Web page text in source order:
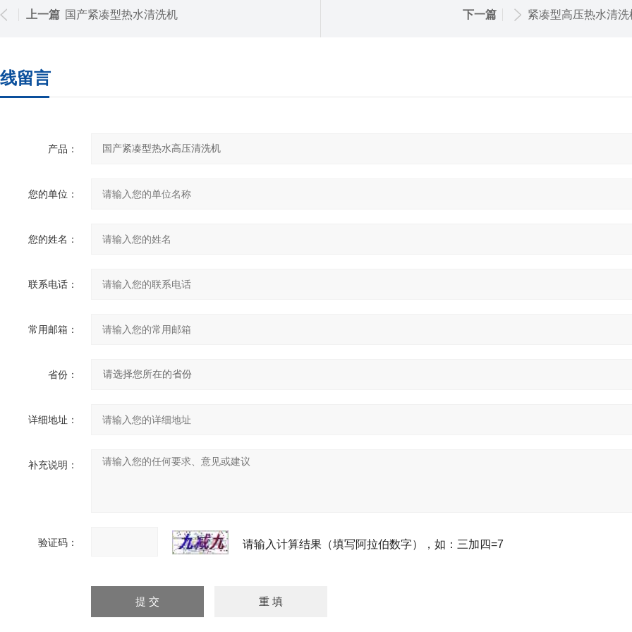
上一篇 国产紧凑型热水清洗机 下一篇 紧凑型高压热水清洗
留言
产品：
您的单位：
您的姓名：
联系电话：
常用邮箱：
省份：
详细地址：
补充说明：
验证码： 请输入计算结果（填写阿拉伯数字），如：三加四=7